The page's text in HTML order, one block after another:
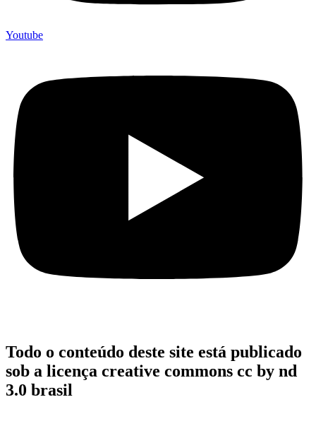
Youtube
Todo o conteúdo deste site está publicado
sob a licença creative commons cc by nd
3.0 brasil